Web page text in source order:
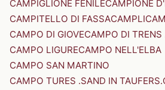
CAMPIGLIONE FENILECAMPIONE
CAMPITELLO DI FASSACAMPLI
CAMPO DI GIOVECAMPO DI TRENS
CAMPO LIGURECAMPO NELL'ELBA
CAMPO SAN MARTINO
CAMPO TURES .SAND IN TAUFERS.